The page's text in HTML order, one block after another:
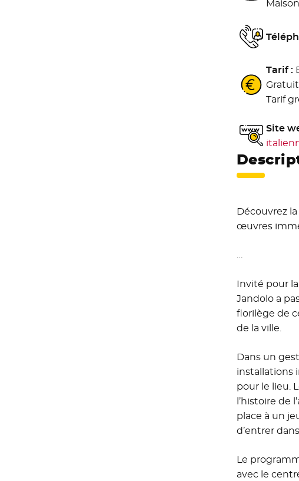
Tarif :
Gratuit
Tarif
Site
Découvrez
œuvres
…
Invité pour
Jandolo a
florilège de
de la ville.
Dans un
installations
pour le lieu.
l’histoire de
place à un
d’entrer
Le
avec le